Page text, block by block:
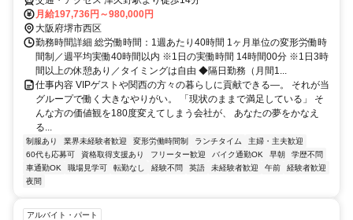
月給197,736円～980,000円
大阪府堺市西区
勤務時間詳細 総労働時間：1週あたり40時間 1ヶ月単位の変形労働時
間制／週平均実働40時間以内 ※1日の実働時間 14時間00分 ※1日3時
間以上の休憩あり／タイミングは自由 ◆隔日勤務（月間1...
仕事内容 VIPゲストや関西の方々の暮らしに貢献できる―。 それが当
グループで働く大きなやりがい。 「現状のままで満足している」 そ
んな方の価値観を180度変えてしまう会社が、 あなたの夢をかなえ
る...
制服あり 業界未経験者歓迎 変形労働時間制 ランチタイム
主婦・主夫歓迎
60代も応募可
資格取得支援あり フリーター歓迎 バイク通勤OK 早朝
学歴不問
車通勤OK
職場見学可 転勤なし 経験不問 英語 未経験者歓迎 午前
経験者歓迎
夜間
アルバイト・パート